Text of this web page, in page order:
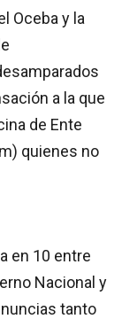
Oceba y la
a la que
de Ente
quienes no
en 10 entre
Nacional y
tanto